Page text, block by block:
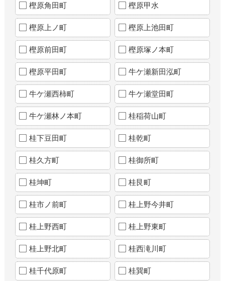
樫原角田町 樫原甲水
樫原上ノ町 樫原上池田町
樫原前田町 樫原塚ノ本町
樫原平田町 牛ケ瀬新田泓町
牛ケ瀬西柿町 牛ケ瀬堂田町
牛ケ瀬林ノ本町 桂稲荷山町
桂下豆田町 桂乾町
桂久方町 桂御所町
桂坤町 桂艮町
桂市ノ前町 桂上野今井町
桂上野西町 桂上野東町
桂上野北町 桂西滝川町
桂千代原町 桂巽町